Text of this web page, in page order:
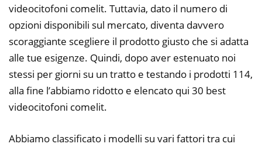
videocitofoni comelit. Tuttavia, dato il numero di
opzioni disponibili sul mercato, diventa davvero
scoraggiante scegliere il prodotto giusto che si adatta
alle tue esigenze. Quindi, dopo aver estenuato noi
stessi per giorni su un tratto e testando i prodotti 114,
alla fine l’abbiamo ridotto e elencato qui 30 best
videocitofoni comelit.
Abbiamo classificato i modelli su vari fattori tra cui